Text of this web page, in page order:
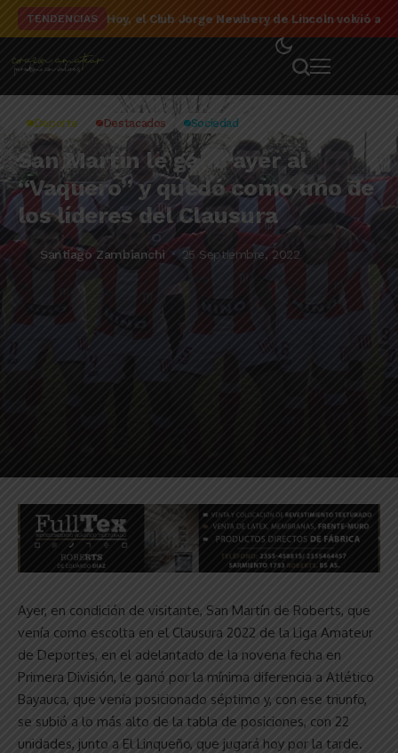
TENDENCIAS El detalle de la campaña de El Linqueño en el
Deporte Destacados Sociedad
San Martín le ganó ayer al
“Vaquero” y quedó como uno de
los líderes del Clausura
Santiago Zambianchi 25 Septiembre, 2022
Ayer, en condición de visitante, San Martín de Roberts, que
venía como escolta en el Clausura 2022 de la Liga Amateur
de Deportes, en el adelantado de la novena fecha en
Primera División, le ganó por la mínima diferencia a Atlético
Bayauca, que venía posicionado séptimo y, con ese triunfo,
se subió a lo más alto de la tabla de posiciones, con 22
unidades, junto a El Linqueño, que jugará hoy por la tarde.